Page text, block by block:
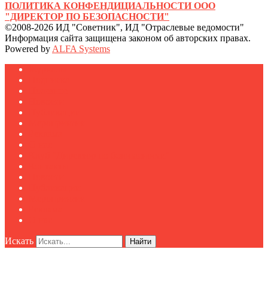
ПОЛИТИКА КОНФЕНДИЦИАЛЬНОСТИ ООО
"ДИРЕКТОР ПО БЕЗОПАСНОСТИ"
©2008-2026 ИД "Советник", ИД "Отраслевые ведомости"
Информация сайта защищена законом об авторских правах.
Powered by ALFA Systems
Искать Найти